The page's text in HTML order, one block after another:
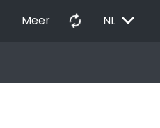
Meer autorenew NL EXPAND_MORE